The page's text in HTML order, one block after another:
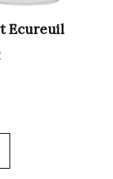
Ecureuil